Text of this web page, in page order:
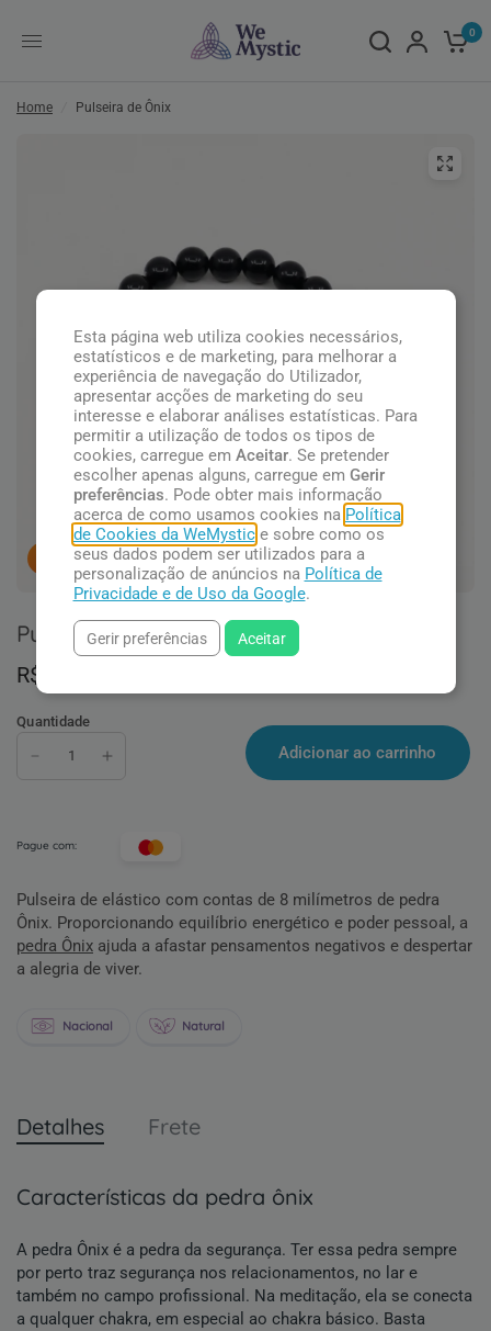
0
Home Pulseira de Ônix
pessoas concluindo esta compra.
Pulseira de Ônix
R$ 60,90
Quantidade
Adicionar ao carrinho
Pague com:
Pulseira de elástico com contas de 8 milímetros de pedra
Ônix. Proporcionando equilíbrio energético e poder pessoal, a
pedra Ônix ajuda a afastar pensamentos negativos e despertar
a alegria de viver.
Nacional Natural
Detalhes Frete
características da pedra ônix
A pedra Ônix é a pedra da segurança. Ter essa pedra sempre
por perto traz segurança nos relacionamentos, no lar e
também no campo profissional. Na meditação, ela se conecta
a qualquer chakra, em especial ao chakra básico. Basta
Esta página web utiliza cookies necessários,
estatísticos e de marketing, para melhorar a
experiência de navegação do Utilizador,
apresentar acções de marketing do seu
interesse e elaborar análises estatísticas. Para
permitir a utilização de todos os tipos de
cookies, carregue em Aceitar. Se pretender
escolher apenas alguns, carregue em Gerir
preferências. Pode obter mais informação
acerca de como usamos cookies na Política
de Cookies da WeMystice sobre como os
seus dados podem ser utilizados para a
personalização de anúncios na Política de
Privacidade e de Uso da Google.
Gerir preferências Aceitar